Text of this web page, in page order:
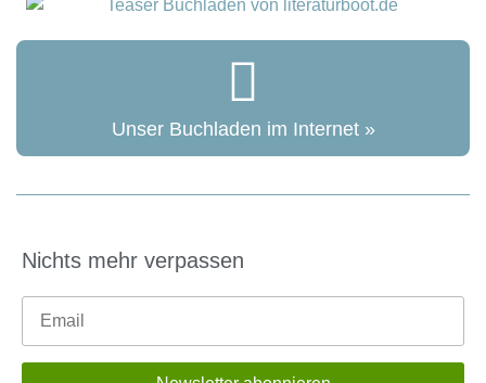
Unser Buchladen im Internet »
Nichts mehr verpassen